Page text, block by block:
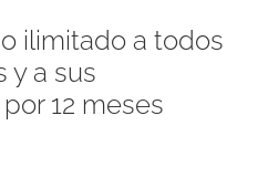
ilimitado a todos
y a sus
12 meses